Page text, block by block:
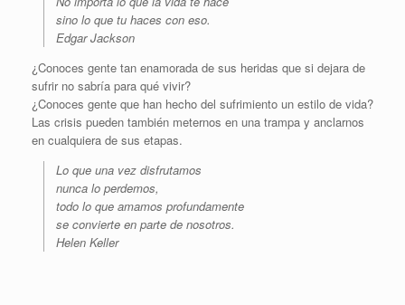
sino lo que tu haces con eso.
Edgar Jackson
¿Conoces gente tan enamorada de sus heridas que si dejara de
sufrir no sabría para qué vivir?
¿Conoces gente que han hecho del sufrimiento un estilo de vida?
Las crisis pueden también meternos en una trampa y anclarnos
en cualquiera de sus etapas.
Lo que una vez disfrutamos
nunca lo perdemos,
todo lo que amamos profundamente
se convierte en parte de nosotros.
Helen Keller